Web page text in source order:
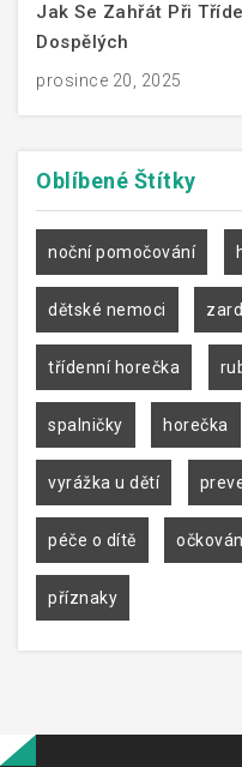
Jak Se Zahřát Při
Dospělých
prosince 20, 2025
Oblíbené Štítky
noční pomočování
dětské nemoci
třídenní horečka
spalničky horečka
vyrážka u dětí
péče o dítě
příznaky